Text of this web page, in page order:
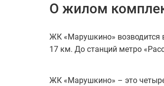
О жилом
ЖК «Марушкино»
17 км. До станций метро
ЖК «Марушкино» – это